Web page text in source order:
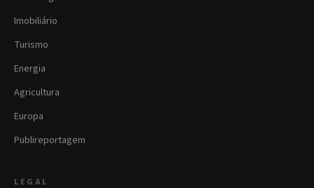
Imobiliário
Turismo
Energia
Agricultura
Europa
Publireportagem
LEGAL